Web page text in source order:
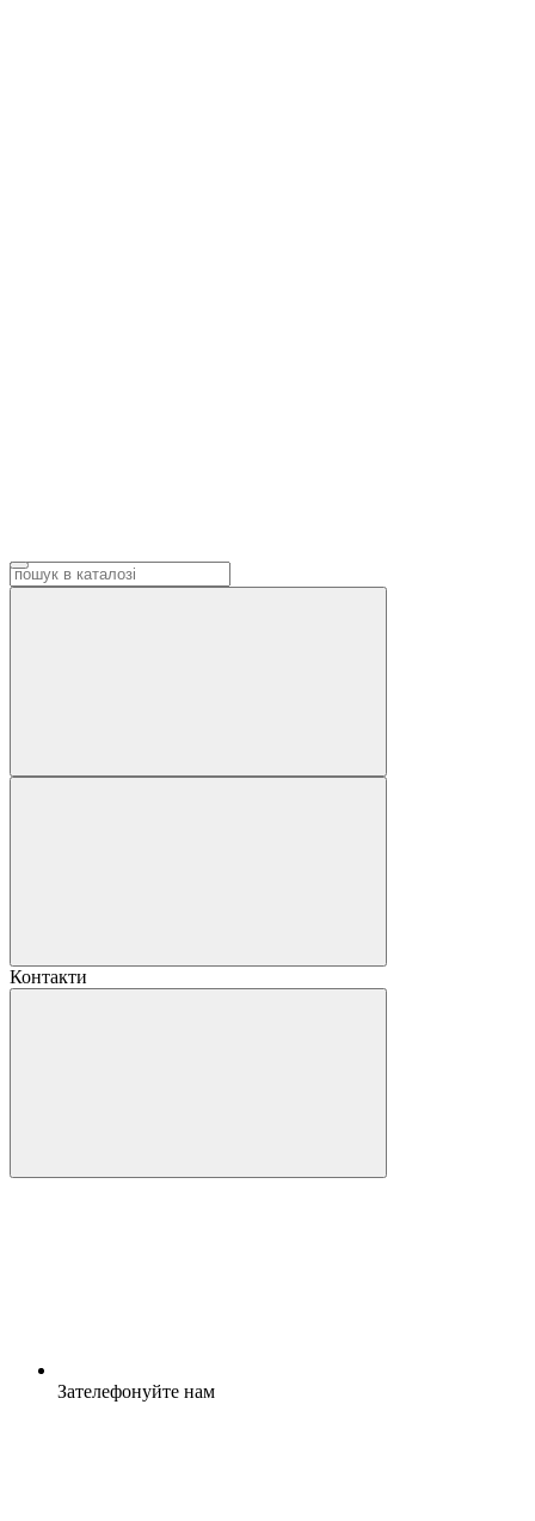
Контакти
Зателефонуйте нам